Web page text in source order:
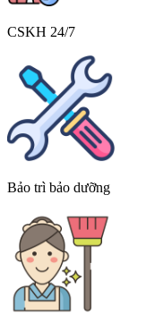
CSKH 24/7
Bảo trì bảo dưỡng